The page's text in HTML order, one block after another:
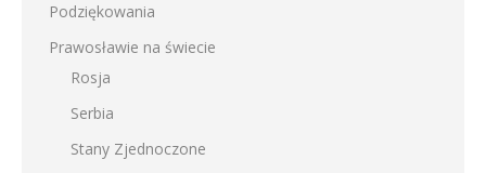
Podziękowania
Prawosławie na świecie
Rosja
Serbia
Stany Zjednoczone